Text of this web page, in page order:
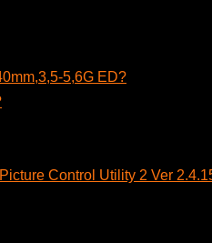
5,6G ED?
Control Utility 2 Ver